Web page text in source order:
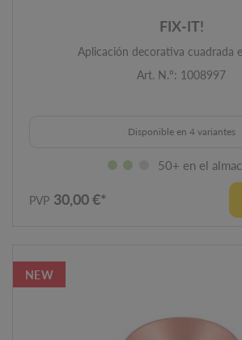
FIX-IT!
Aplicación decorativa cuadrada
Art. N.º: 1008997
Disponible en 4 variantes
50+ en el
PVP 30,00 €*
NEW